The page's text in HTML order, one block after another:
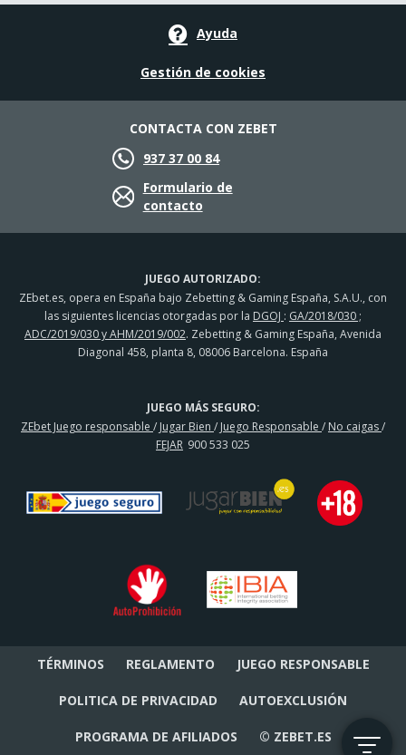
JUEGO AUTORIZADO:
ZEbet.es, opera en España bajo Zebetting & Gaming España, S.A.U., con
las siguientes licencias otorgadas por la DGOJ : GA/2018/030 ;
ADC/2019/030 y AHM/2019/002. Zebetting & Gaming España, Avenida
Diagonal 458, planta 8, 08006 Barcelona. España
JUEGO MÁS SEGURO:
ZEbet Juego responsable / Jugar Bien / Juego Responsable / No caigas/
FEJAR 900 533 025
Ayuda
Gestión de cookies
CONTACTA CON ZEBET
937 37 00 84
Formulario de
contacto
TÉRMINOS REGLAMENTO JUEGO RESPONSABLE
POLITICA DE PRIVACIDAD AUTOEXCLUSIÓN
PROGRAMA DE AFILIADOS © ZEBET.ES